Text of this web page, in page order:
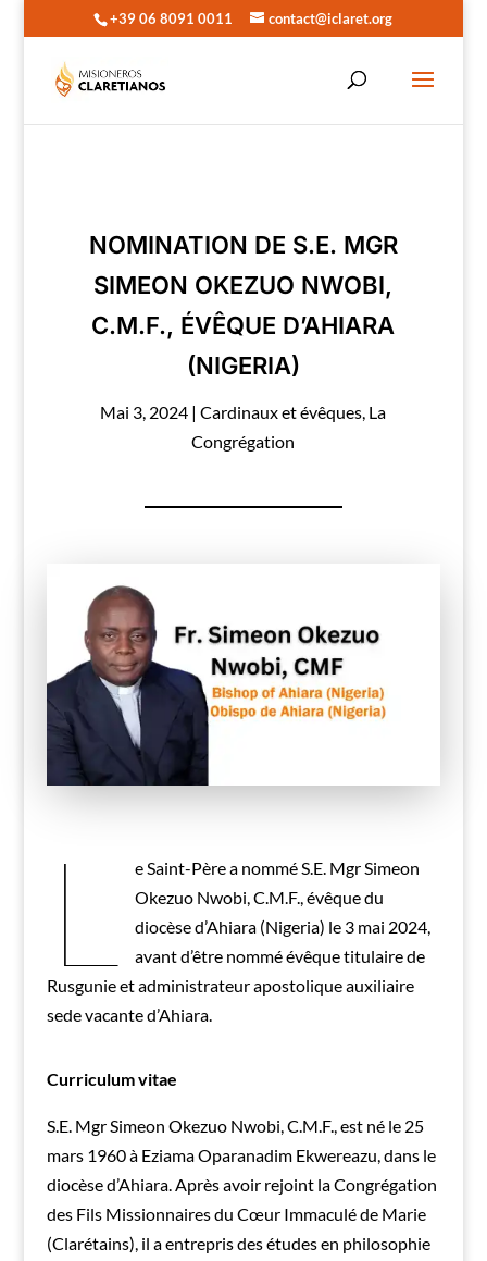
+39 06 8091 0011 contact@iclaret.org
NOMINATION DE S.E. MGR
SIMEON OKEZUO NWOBI,
C.M.F., ÉVÊQUE D’AHIARA
(NIGERIA)
Mai 3, 2024 |Cardinaux et évêques, La
Congrégation
L
e Saint-Père a nommé S.E. Mgr Simeon
Okezuo Nwobi, C.M.F., évêque du
diocèse d’Ahiara (Nigeria) le 3 mai 2024,
avant d’être nommé évêque titulaire de
Rusgunie et administrateur apostolique auxiliaire
sede vacante d’Ahiara.
Curriculum vitae
S.E. Mgr Simeon Okezuo Nwobi, C.M.F., est né le 25
mars 1960 à Eziama Oparanadim Ekwereazu, dans le
diocèse d’Ahiara. Après avoir rejoint la Congrégation
des Fils Missionnaires du Cœur Immaculé de Marie
(Clarétains), il a entrepris des études en philosophie